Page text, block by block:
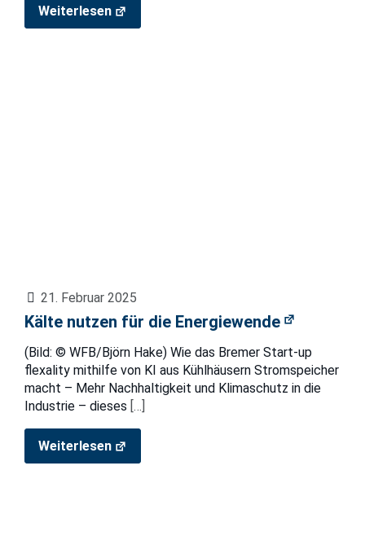
Weiterlesen
21. Februar 2025
Kälte nutzen für die Energiewende
(Bild: © WFB/Björn Hake) Wie das Bremer Start-up
flexality mithilfe von KI aus Kühlhäusern Stromspeicher
macht – Mehr Nachhaltigkeit und Klimaschutz in die
Industrie – dieses […]
Weiterlesen